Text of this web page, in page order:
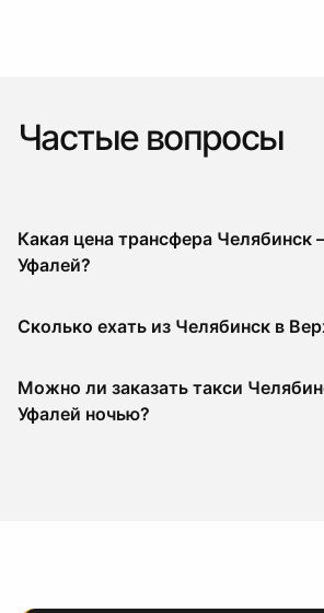
Частые вопросы
Какая цена трансфера Челябинск
Уфалей?
Сколько ехать из Челябинск в
Можно ли заказать такси
Уфалей ночью?